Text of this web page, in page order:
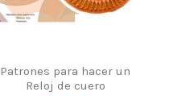
Patrones para hacer un
Reloj de cuero